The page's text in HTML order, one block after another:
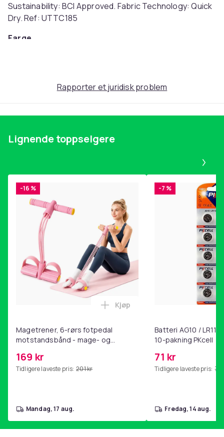
Sustainability: BCI Approved. Fabric Technology: Quick
Dry. Ref: UTTC185
Farge
Rapporter et juridisk problem
Lignende toppselgere
-16 %
Magetrener, 6-rørs fotpedal
motstandsbånd - mage- og
hjemmegymnastikk Pink
169 kr
Tidligere laveste pris: 201 kr
Legg Magetrener, 6-rørs
Kjøp
mandag, 17 aug.
-7 %
Batteri AG10 /
10-pakning PKcell
71 kr
Tidligere laveste pris: 76
fredag, 14 aug.